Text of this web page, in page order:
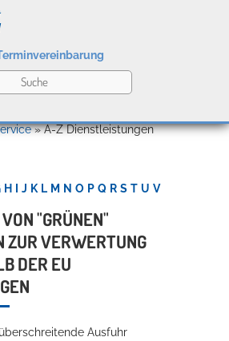
»A-Z Dienstleistungen
H J K L M N O P Q R S T U V
"GRÜNEN"
ZUR VERWERTUNG
DER EU
Ausfuhr